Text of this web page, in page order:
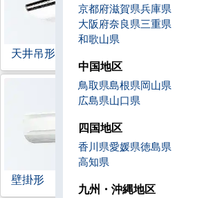
天井吊形
壁掛形 天井
京都府滋賀県兵庫県
大阪府奈良県三重県
和歌山県
中国地区
鳥取県島根県岡山県
広島県山口県
四国地区
香川県愛媛県徳島県
高知県
九州・沖縄地区